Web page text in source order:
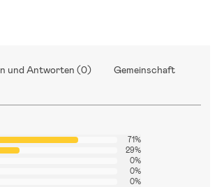
und Antworten (0) Gemeinschaft
71%
29%
0%
0%
0%